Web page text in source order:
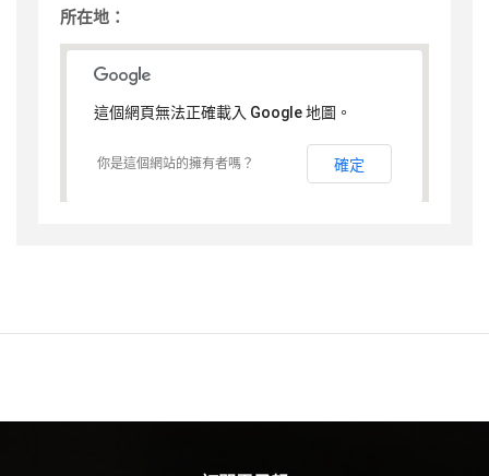
所在地：
這個網頁無法正確載入 Google 地圖。
你是這個網站的擁有者嗎？ 確定